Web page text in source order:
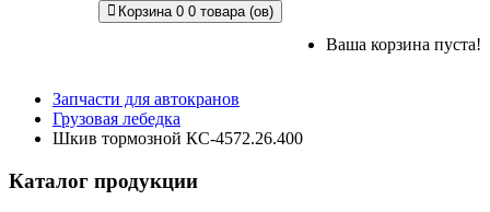
Корзина 0 0 товара (ов)
Ваша корзина пуста!
Запчасти для автокранов
Грузовая лебедка
Шкив тормозной КС-4572.26.400
Каталог продукции